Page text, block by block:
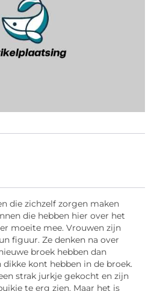
die zichzelf zorgen maken
die hebben hier over het
moeite mee. Vrouwen zijn
figuur. Ze denken na over
broek hebben dan
dikke kont hebben in de broek.
strak jurkje gekocht en zijn
te erg zien. Maar het is